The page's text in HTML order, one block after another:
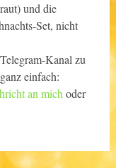
und die
Set, nicht
Kanal zu
einfach:
an mich oder